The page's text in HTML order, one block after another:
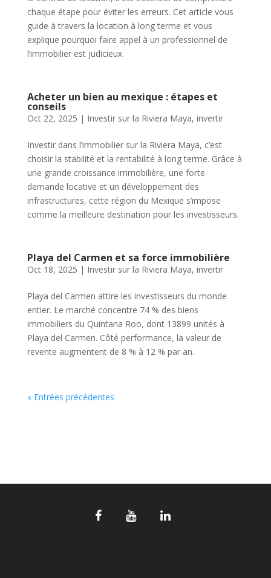
chaque étape pour éviter les erreurs. Cet article vous
guide à travers la location à long terme et vous
explique pourquoi faire appel à un professionnel de
l’immobilier est judicieux.
Acheter un bien au mexique : étapes et
conseils
Oct 22, 2025 | Investir sur la Riviera Maya, invertir
Investir dans l’immobilier sur la Riviera Maya, c’est
choisir la stabilité et la rentabilité à long terme. Grâce à
une grande croissance immobilière, une forte
demande locative et un développement des
infrastructures, cette région du Mexique s’impose
comme la meilleure destination pour les investisseurs.
Playa del Carmen et sa force immobilière
Oct 18, 2025 | Investir sur la Riviera Maya, invertir
Playa del Carmen attire les investisseurs du monde
entier. Le marché concentre 74 % des biens
immobiliers du Quintana Roo, dont 13899 unités à
Playa del Carmen. Côté performance, la valeur de
revente augmentent de 8 % à 12 % par an.
« Entrées précédentes